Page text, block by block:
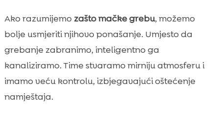
Ako razumijemo zašto mačke grebu, možemo
bolje usmjeriti njihovo ponašanje. Umjesto da
grebanje zabranimo, inteligentno ga
kanaliziramo. Time stvaramo mirniju atmosferu i
imamo veću kontrolu, izbjegavajući oštećenje
namještaja.